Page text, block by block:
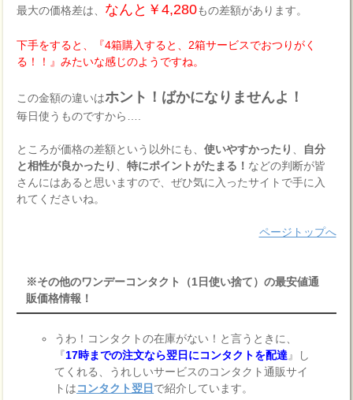
最大の価格差は、 なんと￥4,280もの差額があります。
下手をすると、『4箱購入すると、2箱サービスでおつりがく
る！！』みたいな感じのようですね。
この金額の違いはホント！ばかになりませんよ！
毎日使うものですから….
ところが価格の差額という以外にも、使いやすかったり
自分
と相性が良かったり
、特にポイントがたまる！ などの判断が皆
さんにはあると思いますので、ぜひ気に入ったサイトで手に入
れてくださいね。
ページトップへ
※その他のワンデーコンタクト（1日使い捨て）の最安値通
販価格情報！
うわ！コンタクトの在庫がない！と言うときに、
『17時までの注文なら翌日にコンタクトを配達』し
てくれる、うれしいサービスのコンタクト通販サイ
トはコンタクト翌日 で紹介しています。